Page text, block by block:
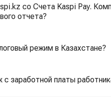
со Счета Kaspi Pay.
отчета?
режим в Казахстане?
заработной платы